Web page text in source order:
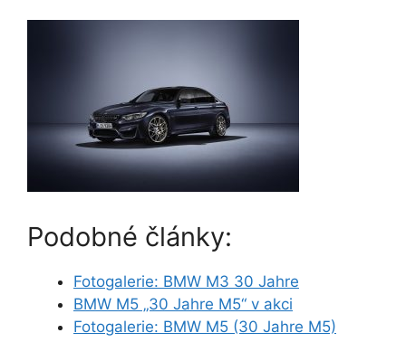
Podobné články:
Fotogalerie: BMW M3 30 Jahre
BMW M5 „30 Jahre M5“ v akci
Fotogalerie: BMW M5 (30 Jahre M5)